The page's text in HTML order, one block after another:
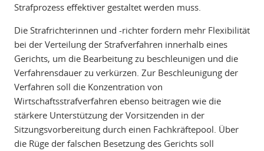
Strafprozess effektiver gestaltet werden muss.
Die Strafrichterinnen und -richter fordern mehr Flexibilität
bei der Verteilung der Strafverfahren innerhalb eines
Gerichts, um die Bearbeitung zu beschleunigen und die
Verfahrensdauer zu verkürzen. Zur Beschleunigung der
Verfahren soll die Konzentration von
Wirtschaftsstrafverfahren ebenso beitragen wie die
stärkere Unterstützung der Vorsitzenden in der
Sitzungsvorbereitung durch einen Fachkräftepool. Über
die Rüge der falschen Besetzung des Gerichts soll